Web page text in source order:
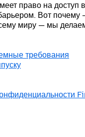
право на доступ
Вот
миру — мы
требования